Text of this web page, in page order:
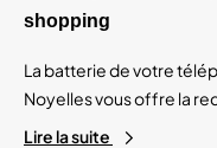
shopping
La batterie de votre
Noyelles vous offre la
Lire la suite